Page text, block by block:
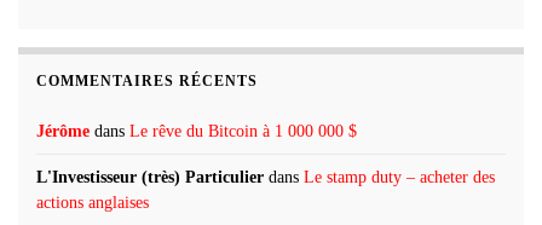
COMMENTAIRES RÉCENTS
Jérôme dans Le rêve du Bitcoin à 1 000 000 $
L'Investisseur (très) Particulier dans Le stamp duty – acheter des
actions anglaises